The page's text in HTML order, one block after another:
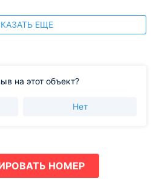
ЕЩЕ
на этот объект?
Нет
НОМЕР